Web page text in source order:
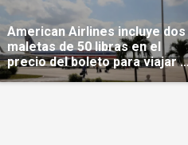
American Airlines incluye dos
maletas de 50 libras en el
precio del boleto para viajar a
Cuba en agosto